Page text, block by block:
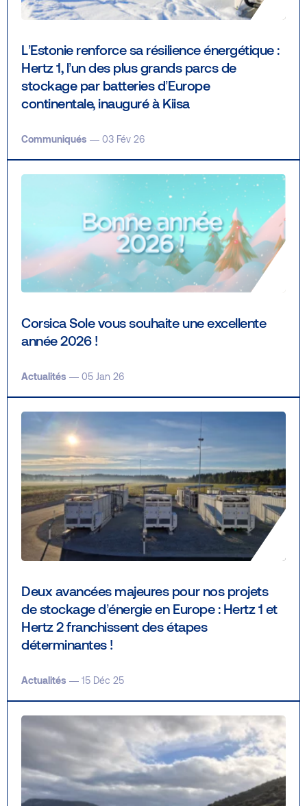
L’Estonie renforce sa résilience énergétique :
Hertz 1, l’un des plus grands parcs de
stockage par batteries d’Europe
continentale, inauguré à Kiisa
Communiqués — 03 Fév 26
Corsica Sole vous souhaite une excellente
année 2026 !
Actualités — 05 Jan 26
Deux avancées majeures pour nos projets
de stockage d’énergie en Europe : Hertz 1 et
Hertz 2 franchissent des étapes
déterminantes !
Actualités — 15 Déc 25